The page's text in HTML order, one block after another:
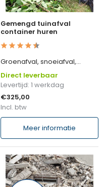
Gemengd tuinafval
container huren
Groenafval, snoeiafval,...
Direct leverbaar
Levertijd: 1 werkdag
€325,00
Incl. btw
Meer informatie